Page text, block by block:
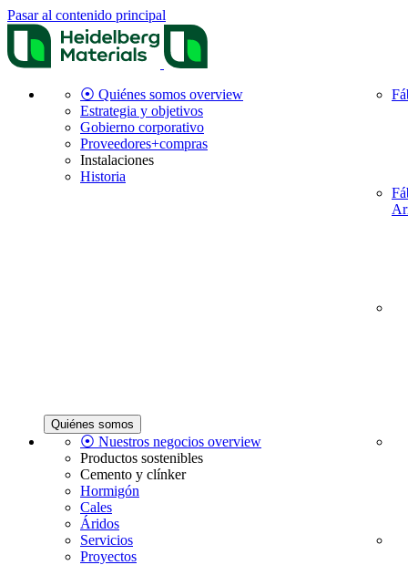
Pasar al contenido principal
⦿ Quiénes somos overview
Estrategia y objetivos
Gobierno corporativo
Proveedores+compras
Instalaciones
Historia
Quiénes somos
⦿ Nuestros negocios overview
Productos sostenibles
Cemento y clínker
Hormigón
Cales
Áridos
Servicios
Proyectos